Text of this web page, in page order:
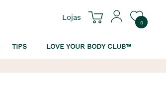
Lojas
0
TIPS LOVE YOUR BODY CLUB™